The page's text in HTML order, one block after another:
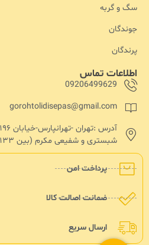
پرداخت امن
ضمانت اصالت کالا
ارسال سریع
اطلاعات تماس
09206499629
gorohtolidisepas@gmail.com
شبستری و شفیعی مکرم (بین ۱۳۳ و۱۳۵)پلاک ۱۸۲
سگ و گربه
جوندگان
پرندگان